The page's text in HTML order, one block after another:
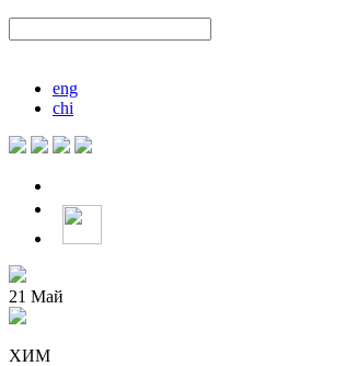
eng
chi
21 Май
ХИМ